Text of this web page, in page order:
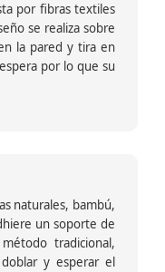
por fibras textiles
se realiza sobre
la pared y tira en
por lo que su
naturales, bambú,
un soporte de
tradicional,
y esperar el